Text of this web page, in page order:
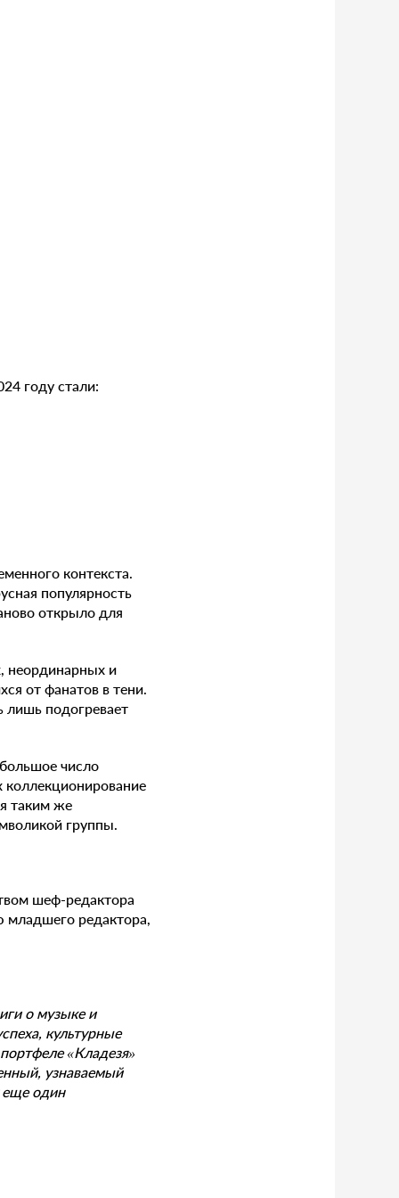
году стали:
контекста.
популярность
открыло для
неординарных и
от фанатов в тени.
лишь подогревает
число
коллекционирование
таким же
группы.
шеф-редактора
младшего редактора,
о музыке и
культурные
«Кладезя»
узнаваемый
еще один